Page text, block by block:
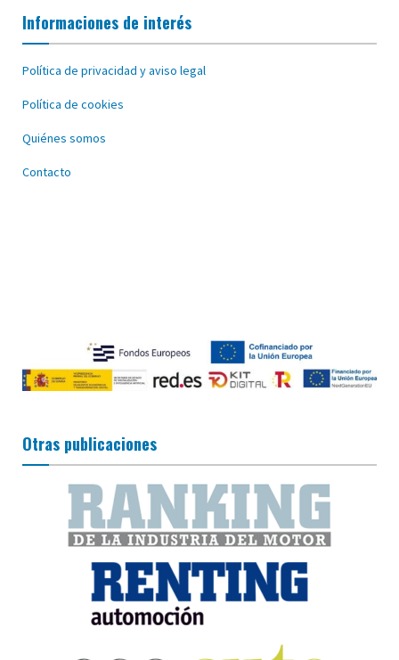
Informaciones de interés
Política de privacidad y aviso legal
Política de cookies
Quiénes somos
Contacto
Otras publicaciones